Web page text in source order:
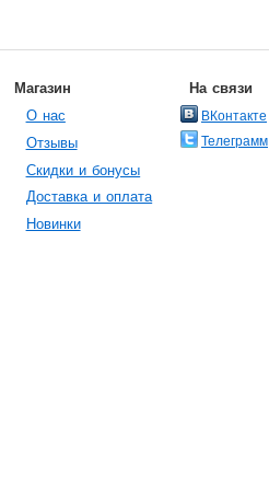
Магазин
О нас
Отзывы
Скидки и бонусы
Доставка и оплата
Новинки
На связи
ВКонтакте
Телеграмм